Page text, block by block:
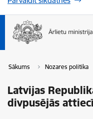
Sākums Nozares politika
Latvijas
divpusējās